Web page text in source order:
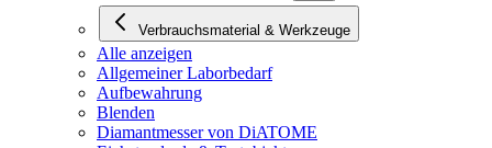
Verbrauchsmaterial & Werkzeuge
Alle anzeigen
Allgemeiner Laborbedarf
Aufbewahrung
Blenden
Diamantmesser von DiATOME